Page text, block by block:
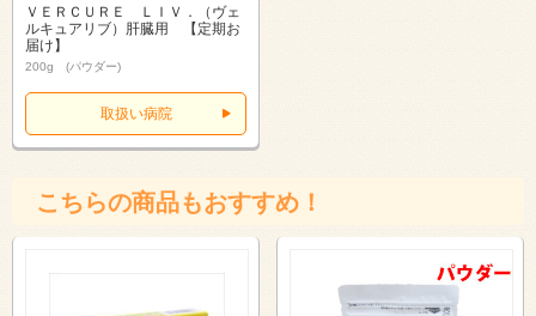
ＶＥＲＣＵＲＥ ＬＩＶ．（ヴェ
ルキュアリブ）肝臓用 【定期お
届け】
200g (パウダー)
取扱い病院
こちらの商品もおすすめ！